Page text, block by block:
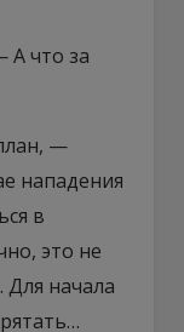
А что за
—
нападения
в
это не
Для начала